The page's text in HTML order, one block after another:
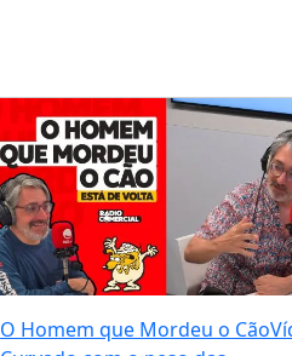
O Homem que Mordeu o Cão